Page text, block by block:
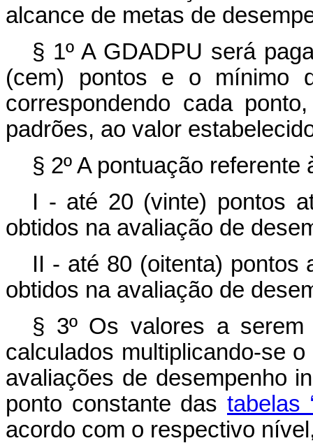
alcance de metas de
§ 1º A GDADPU será
(cem) pontos e o mínimo
correspondendo cada
padrões, ao valor
§ 2º A pontuação
I - até 20 (vinte) pontos
obtidos na avaliação de
II - até 80 (oitenta) pontos
obtidos na avaliação de
§ 3º Os valores a
calculados multiplicando-se
avaliações de desempenho
ponto constante das tabelas
acordo com o respectivo